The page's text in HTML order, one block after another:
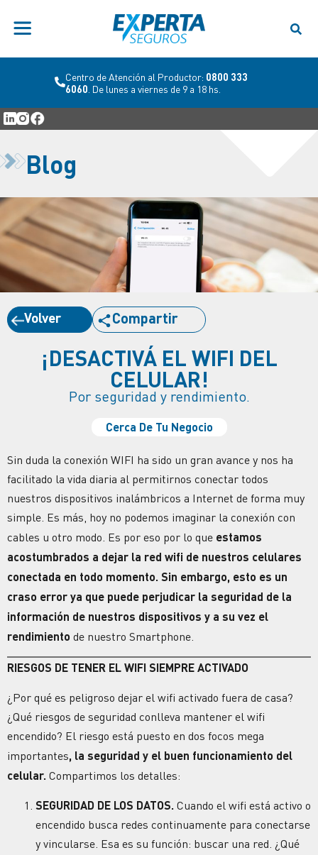
Centro de Atención al Cliente: 0800 777 7278.
De lunes a viernes de 8 a 20 hs y sábados de 8 a
12 hs
Blog
Volver Compartir
¡DESACTIVÁ EL WIFI DEL
CELULAR!
Por seguridad y rendimiento.
Cerca De Tu Negocio
Sin duda la conexión WIFI ha sido un gran avance y nos ha
facilitado la vida diaria al permitirnos conectar todos
nuestros dispositivos inalámbricos a Internet de forma muy
simple. Es más, hoy no podemos imaginar la conexión con
cables u otro modo. Es por eso por lo que estamos
acostumbrados a dejar la red wifi de nuestros celulares
conectada en todo momento. Sin embargo, esto es un
craso error ya que puede perjudicar la seguridad de la
información de nuestros dispositivos y a su vez el
rendimiento de nuestro Smartphone.
RIESGOS DE TENER EL WIFI SIEMPRE ACTIVADO
¿Por qué es peligroso dejar el wifi activado fuera de casa?
¿Qué riesgos de seguridad conlleva mantener el wifi
encendido? El riesgo está puesto en dos focos mega
importantes , la seguridad y el buen funcionamiento del
celular. Compartimos los detalles:
SEGURIDAD DE LOS DATOS. Cuando el wifi está activo o
encendido busca redes continuamente para conectarse
y vincularse. Esa es su función: buscar una red. ¿Qué